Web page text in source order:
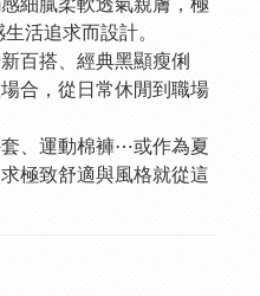
細膩柔軟透氣親膚，極
活追求而設計。
百搭、經典黑顯瘦俐
合，從日常休閒到職場
、運動棉褲⋯或作為夏
極致舒適與風格就從這